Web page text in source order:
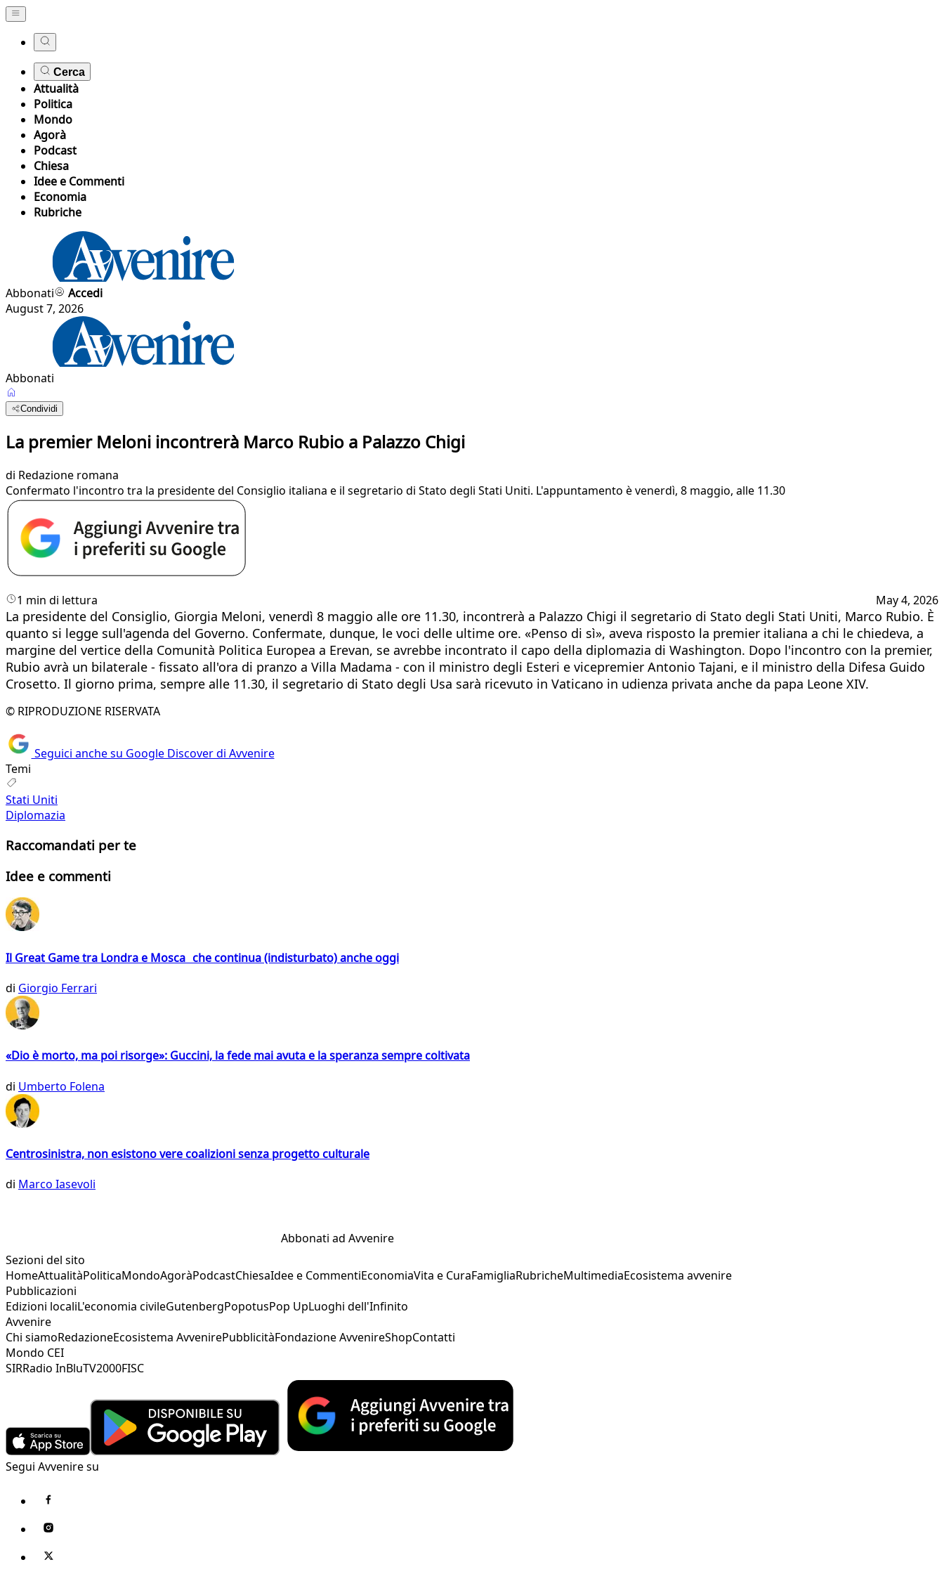
Cerca
Attualità
Politica
Mondo
Agorà
Podcast
Chiesa
Idee e Commenti
Economia
Rubriche
Abbonati
Accedi
August 7, 2026
Abbonati
Condividi
La premier Meloni incontrerà Marco Rubio a Palazzo Chigi
di Redazione romana
Confermato l'incontro tra la presidente del Consiglio italiana e il segretario di Stato degli Stati Uniti. L'appuntamento è venerdì, 8 maggio, alle 11.30
1 min di lettura May 4, 2026
La presidente del Consiglio, Giorgia Meloni, venerdì 8 maggio alle ore 11.30, incontrerà a Palazzo Chigi il segretario di Stato degli Stati Uniti, Marco Rubio. È
quanto si legge sull'agenda del Governo. Confermate, dunque, le voci delle ultime ore. «Penso di sì», aveva risposto la premier italiana a chi le chiedeva, a
margine del vertice della Comunità Politica Europea a Erevan, se avrebbe incontrato il capo della diplomazia di Washington. Dopo l'incontro con la premier,
Rubio avrà un bilaterale - fissato all'ora di pranzo a Villa Madama - con il ministro degli Esteri e vicepremier Antonio Tajani, e il ministro della Difesa Guido
Crosetto. Il giorno prima, sempre alle 11.30, il segretario di Stato degli Usa sarà ricevuto in Vaticano in udienza privata anche da papa Leone XIV.
© RIPRODUZIONE RISERVATA
Seguici anche su Google Discover di Avvenire
Temi
Stati Uniti
Diplomazia
Raccomandati per te
Idee e commenti
Il Great Game tra Londra e Mosca che continua (indisturbato) anche oggi
di Giorgio Ferrari
«Dio è morto, ma poi risorge»: Guccini, la fede mai avuta e la speranza sempre coltivata
di Umberto Folena
Centrosinistra, non esistono vere coalizioni senza progetto culturale
di Marco Iasevoli
Abbonati ad Avvenire
Sezioni del sito
HomeAttualitàPoliticaMondoAgoràPodcastChiesaIdee e CommentiEconomiaVita e CuraFamigliaRubricheMultimediaEcosistema avvenire
Pubblicazioni
Edizioni localiL'economia civileGutenbergPopotusPop UpLuoghi dell'Infinito
Avvenire
Chi siamoRedazioneEcosistema AvvenirePubblicitàFondazione AvvenireShopContatti
Mondo CEI
SIRRadio InBluTV2000FISC
Segui Avvenire su